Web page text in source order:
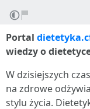
Portal
wiedzy o
W dzisiejszych
na zdrowe
stylu życia.